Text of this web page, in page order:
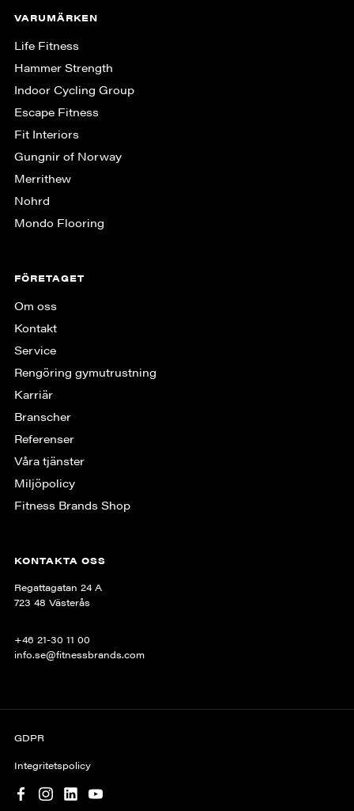
VARUMÄRKEN
Life Fitness
Hammer Strength
Indoor Cycling Group
Escape Fitness
Fit Interiors
Gungnir of Norway
Merrithew
Nohrd
Mondo Flooring
FÖRETAGET
Om oss
Kontakt
Service
Rengöring gymutrustning
Karriär
Branscher
Referenser
Våra tjänster
Miljöpolicy
Fitness Brands Shop
KONTAKTA OSS
Regattagatan 24 A
723 48 Västerås
+46 21-30 11 00
info.se@fitnessbrands.com
GDPR
Integritetspolicy